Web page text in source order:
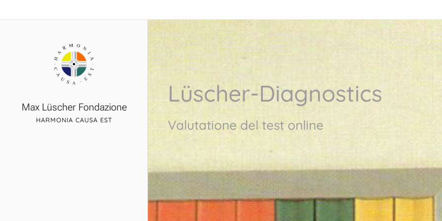
Max Lüscher Fondazione
HARMONIA CAUSA EST
Lüscher-Diagnostics
Valutatione del test online